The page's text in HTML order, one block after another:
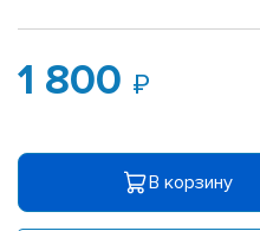
1 800
В корзину